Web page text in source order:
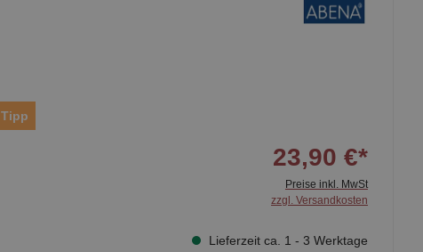
Tipp
23,90 €*
Preise inkl. MwSt
zzgl. Versandkosten
Lieferzeit ca. 1 - 3 Werktage